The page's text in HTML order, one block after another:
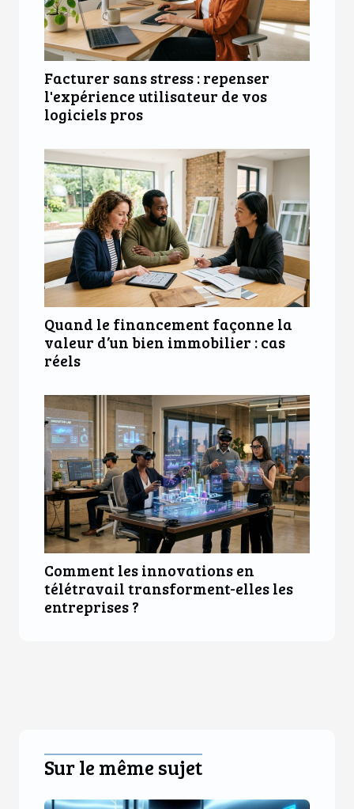
Facturer sans stress : repenser
l'expérience utilisateur de vos
logiciels pros
Quand le financement façonne la
valeur d’un bien immobilier : cas
réels
Comment les innovations en
télétravail transforment-elles les
entreprises ?
Sur le même sujet